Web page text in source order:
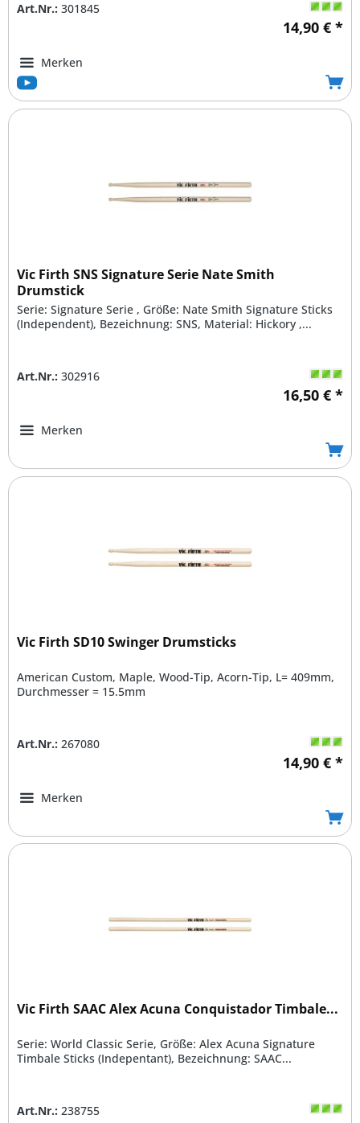
Art.Nr.: 301845
14,90 € *
Merken
Vic Firth SNS Signature Serie Nate Smith
Drumstick
Serie: Signature Serie , Größe: Nate Smith Signature Sticks
(Independent), Bezeichnung: SNS, Material: Hickory ,...
Art.Nr.: 302916
16,50 € *
Merken
Vic Firth SD10 Swinger Drumsticks
American Custom, Maple, Wood-Tip, Acorn-Tip, L= 409mm,
Durchmesser = 15.5mm
Art.Nr.: 267080
14,90 € *
Merken
Vic Firth SAAC Alex Acuna Conquistador Timbale...
Serie: World Classic Serie, Größe: Alex Acuna Signature
Timbale Sticks (Indepentant), Bezeichnung: SAAC...
Art.Nr.: 238755